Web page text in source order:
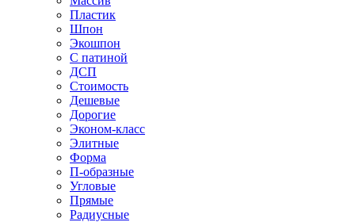
Пластик
Шпон
Экошпон
С патиной
ДСП
Стоимость
Дешевые
Дорогие
Эконом-класс
Элитные
Форма
П-образные
Угловые
Прямые
Радиусные